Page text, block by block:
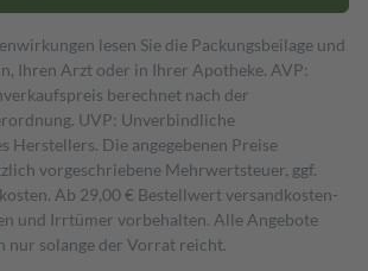
lesen Sie die Packungsbeilage und
Ihren Arzt oder in Ihrer Apotheke. AVP:
berechnet nach der
UVP: Unverbindliche
Herstellers. Die angegebenen Preise
vorgeschriebene Mehrwertsteuer, ggf.
Ab 29,00 € Bestell­wert versand­kosten­
und Irrtümer vorbehalten. Alle Angebote
nur solange der Vorrat reicht.